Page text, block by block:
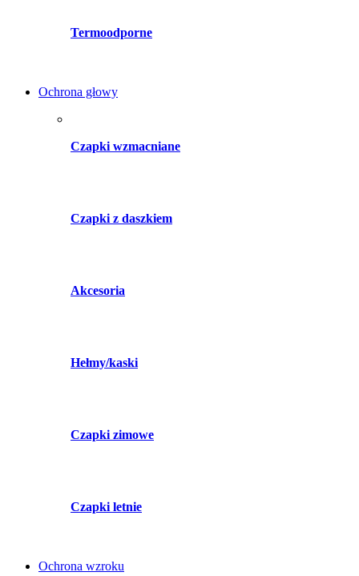
Termoodporne
Ochrona głowy
Czapki wzmacniane
Czapki z daszkiem
Akcesoria
Hełmy/kaski
Czapki zimowe
Czapki letnie
Ochrona wzroku